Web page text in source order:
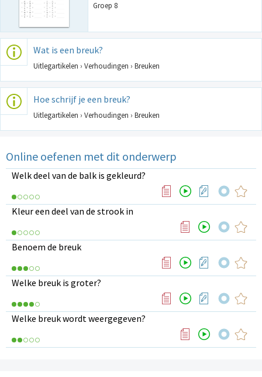
Groep 8
Wat is een breuk?
Uitlegartikelen › Verhoudingen › Breuken
Hoe schrijf je een breuk?
Uitlegartikelen › Verhoudingen › Breuken
Online oefenen met dit onderwerp
Welk deel van de balk is gekleurd?
Kleur een deel van de strook in
Benoem de breuk
Welke breuk is groter?
Welke breuk wordt weergegeven?